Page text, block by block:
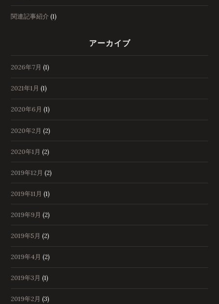
関連記事紹介 (1)
アーカイブ
2026年7月 (1)
2021年1月 (1)
2020年6月 (1)
2020年2月 (2)
2020年1月 (2)
2019年12月 (2)
2019年11月 (1)
2019年9月 (2)
2019年5月 (2)
2019年4月 (2)
2019年3月 (1)
2019年2月 (3)